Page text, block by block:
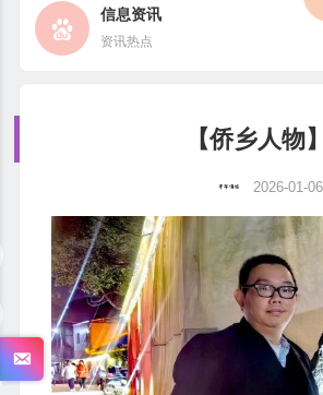
信息资讯
资讯热点
【侨乡人
2026-01-